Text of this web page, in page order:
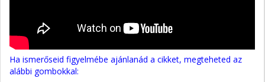
Ha ismerőseid figyelmébe ajánlanád a cikket, megteheted az
alábbi gombokkal: